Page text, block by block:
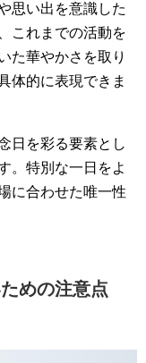
思い出を意識した
これまでの活動を
た華やかさを取り
体的に表現できま
日を彩る要素とし
。特別な一日をよ
に合わせた唯一性
めの注意点